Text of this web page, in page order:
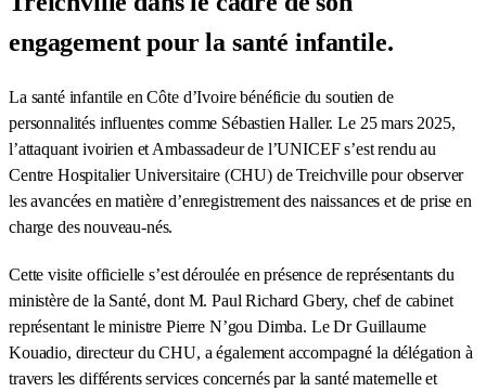
engagement pour la santé infantile.
La santé infantile en Côte d’Ivoire bénéficie du soutien de
personnalités influentes comme Sébastien Haller. Le 25 mars 2025,
l’attaquant ivoirien et Ambassadeur de l’UNICEF s’est rendu au
Centre Hospitalier Universitaire (CHU) de Treichville pour observer
les avancées en matière d’enregistrement des naissances et de prise en
charge des nouveau-nés.
Cette visite officielle s’est déroulée en présence de représentants du
ministère de la Santé, dont M. Paul Richard Gbery, chef de cabinet
représentant le ministre Pierre N’gou Dimba. Le Dr Guillaume
Kouadio, directeur du CHU, a également accompagné la délégation à
travers les différents services concernés par la santé maternelle et